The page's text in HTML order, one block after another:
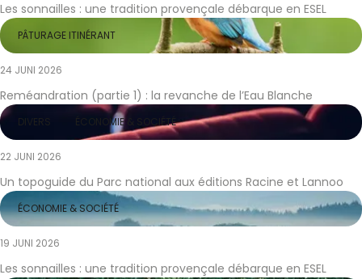
Les sonnailles : une tradition provençale débarque en ESEL
24 JUNI 2026
Reméandration (partie 1) : la revanche de l’Eau Blanche
PÂTURAGE ITINÉRANT
22 JUNI 2026
Un topoguide du Parc national aux éditions Racine et Lannoo
DIVERS ÉCONOMIE & SOCIÉTÉ
19 JUNI 2026
Les sonnailles : une tradition provençale débarque en ESEL
ÉCONOMIE & SOCIÉTÉ